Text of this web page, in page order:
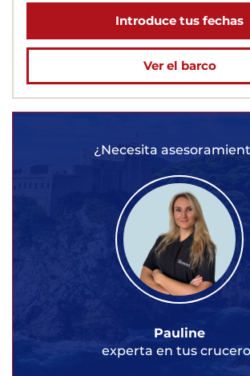
Introduce tus fechas
Ver el barco
¿Necesita
Pauline
experta en tus